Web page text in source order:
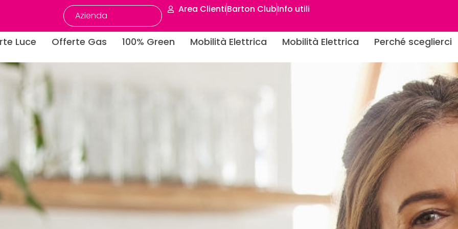
Azienda
Area ClientiBarton ClubInfo utili
Luce Offerte Gas 100% Green Mobilità Elettrica Mobilità Elettrica Perché sceglierci